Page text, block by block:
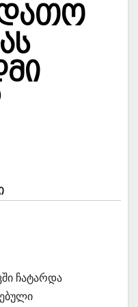
დათო
ჩატარდა